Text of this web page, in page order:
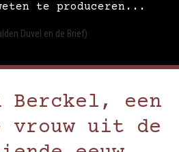
te produceren...
Duvel en de Brief)
Berckel, een
vrouw uit de